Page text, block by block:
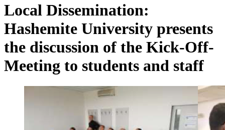
Local Dissemination:
Hashemite University presents
the discussion of the Kick-Off-
Meeting to students and staff